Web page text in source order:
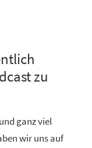
zu
ganz viel
wir uns auf